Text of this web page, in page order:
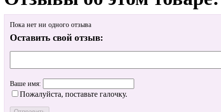
Пока нет ни одного отзыва
Оставить свой отзыв:
Ваше имя:
Пожалуйста, поставьте галочку.